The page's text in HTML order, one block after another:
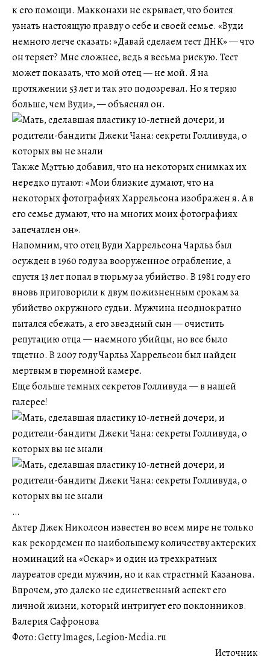
к его помощи. Макконахи не скрывает, что боится
узнать настоящую правду о себе и своей семье. «Вуди
немного легче сказать: »Давай сделаем тест ДНК» — что
он теряет? Мне сложнее, ведь я весьма рискую. Тест
может показать, что мой отец — не мой. Я на
протяжении 53 лет и так это подозревал. Но я теряю
больше, чем Вуди», — объяснял он.
Также Мэттью добавил, что на некоторых снимках их
нередко путают: «Мои близкие думают, что на
некоторых фотографиях Харрельсона изображен я. А в
его семье думают, что на многих моих фотографиях
запечатлен он».
Напомним, что отец Вуди Харрельсона Чарльз был
осужден в 1960 году за вооруженное ограбление, а
спустя 13 лет попал в тюрьму за убийство. В 1981 году его
вновь приговорили к двум пожизненным срокам за
убийство окружного судьи. Мужчина неоднократно
пытался сбежать, а его звездный сын — очистить
репутацию отца — наемного убийцы, но все было
тщетно. В 2007 году Чарльз Харрельсон был найден
мертвым в тюремной камере.
Еще больше темных секретов Голливуда — в нашей
галерее!
…
Актер Джек Николсон известен во всем мире не только
как рекордсмен по наибольшему количеству актерских
номинаций на «Оскар» и один из трехкратных
лауреатов среди мужчин, но и как страстный Казанова.
Впрочем, это далеко не единственный аспект его
личной жизни, который интригует его поклонников.
Валерия Сафронова
Фото: Getty Images, Legion-Media.ru
Источник